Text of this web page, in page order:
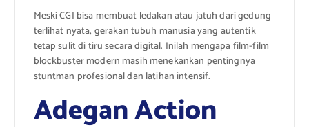
Meski CGI bisa membuat ledakan atau jatuh dari gedung
terlihat nyata, gerakan tubuh manusia yang autentik
tetap sulit di tiru secara digital. Inilah mengapa film-film
blockbuster modern masih menekankan pentingnya
stuntman profesional dan latihan intensif.
Adegan Action